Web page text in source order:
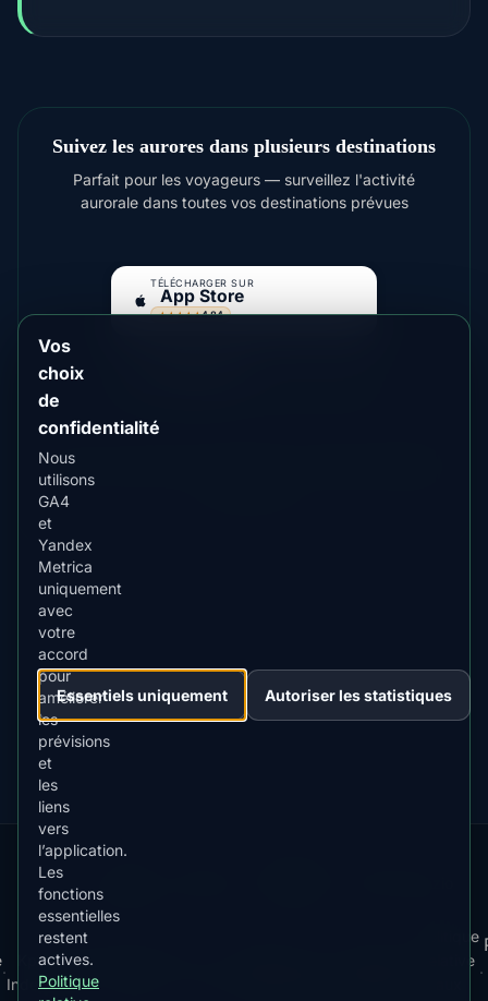
Suivez les aurores dans plusieurs destinations
Parfait pour les voyageurs — surveillez l'activité
aurorale dans toutes vos destinations prévues
TÉLÉCHARGER SUR
App Store
★★★★★4.84
Pour des aurores plus lumineuses, envisagez
Google Play
Our
Apps:
Forecast
·
Index
Best
Time
Télécharger
Politique
relative
·
Vos
choix
de
confidentialité
Nous
utilisons
GA4
et
Yandex
Metrica
uniquement
avec
votre
accord
pour
améliorer
les
prévisions
et
les
liens
vers
l’application.
Les
fonctions
essentielles
restent
actives.
Politique
Essentiels uniquement Autoriser les statistiques